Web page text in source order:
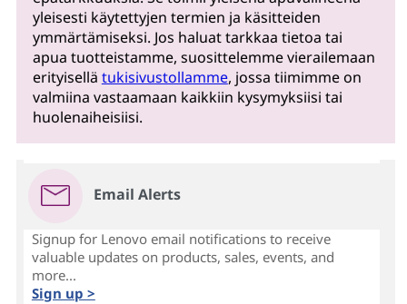
yleisesti käytettyjen termien ja käsitteiden
ymmärtämiseksi. Jos haluat tarkkaa tietoa tai
apua tuotteistamme, suosittelemme vierailemaan
erityisellä tukisivustollamme, jossa tiimimme on
valmiina vastaamaan kaikkiin kysymyksiisi tai
huolenaiheisiisi.
Email Alerts
Signup for Lenovo email notifications to receive
valuable updates on products, sales, events, and
more...
Sign up >